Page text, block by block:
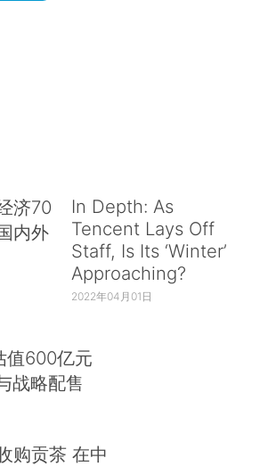
济70
内外
In Depth: As
Tencent Lays Off
Staff, Is Its ‘Winter’
Approaching?
2022年04月01日
值600亿元
战略配售
购贡茶 在中